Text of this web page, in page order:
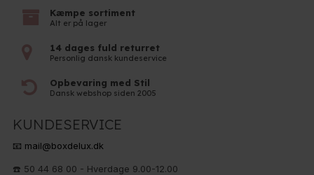
Kæmpe sortiment
Alt er på lager
14 dages fuld returret
Personlig dansk kundeservice
Opbevaring med Stil
Dansk webshop siden 2005
KUNDESERVICE
📧 mail@boxdelux.dk
☎️ 50 44 68 00 - Hverdage 9.00-12.00